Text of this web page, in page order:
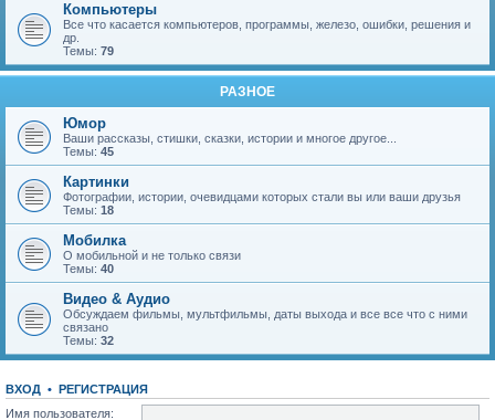
Компьютеры
Все что касается компьютеров, программы, железо, ошибки, решения и
др.
Темы: 79
РАЗНОЕ
Юмор
Ваши рассказы, стишки, сказки, истории и многое другое...
Темы: 45
Картинки
Фотографии, истории, очевидцами которых стали вы или ваши друзья
Темы: 18
Мобилка
О мобильной и не только связи
Темы: 40
Видео & Аудио
Обсуждаем фильмы, мультфильмы, даты выхода и все все что с ними
связано
Темы: 32
ВХОД • РЕГИСТРАЦИЯ
Имя пользователя: